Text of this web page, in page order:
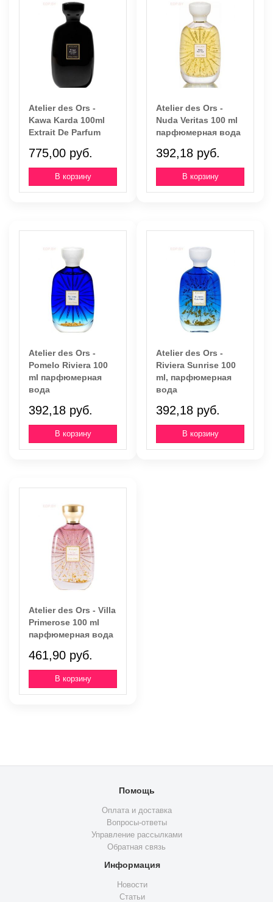
Atelier des Ors -
Kawa Karda 100ml
Extrait De Parfum
775,00 руб.
Atelier des Ors -
Nuda Veritas 100 ml
парфюмерная вода
392,18 руб.
Atelier des Ors -
Pomelo Riviera 100
ml парфюмерная
вода
392,18 руб.
Atelier des Ors -
Riviera Sunrise 100
ml, парфюмерная
вода
392,18 руб.
Atelier des Ors - Villa
Primerose 100 ml
парфюмерная вода
461,90 руб.
Помощь
Оплата и доставка
Вопросы-ответы
Управление рассылками
Обратная связь
Информация
Новости
Статьи